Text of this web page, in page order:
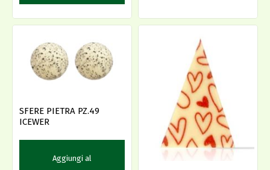
SFERE PIETRA PZ.49
ICEWER
Aggiungi al